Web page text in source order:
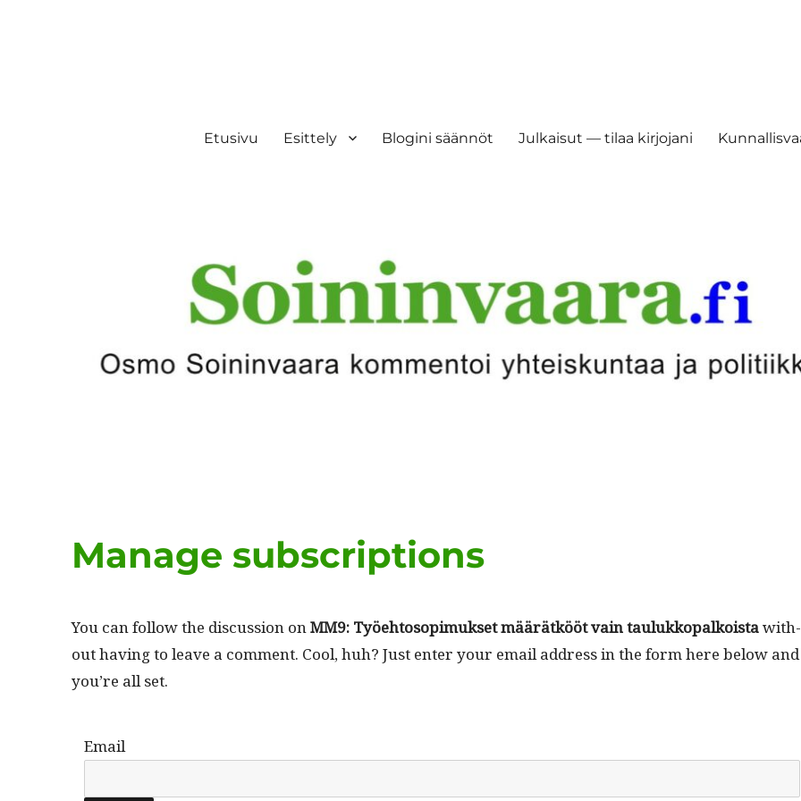
Etusivu Esittely Blogini säännöt Julkaisut — tilaa kirjojani
Manage subscriptions
You can fol­low the dis­cus­sion onMM9: Työe­htosopimuk­set määrätkööt vain taulukkopalkoistawith­
out hav­ing to leave a com­ment. Cool, huh? Just enter your email address in the form here below and
you’re all set.
Email